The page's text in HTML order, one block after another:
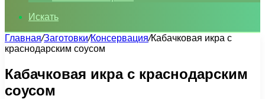
Искать
Главная/Заготовки/Консервация/Кабачковая икра с
краснодарским соусом
Кабачковая икра с краснодарским
соусом